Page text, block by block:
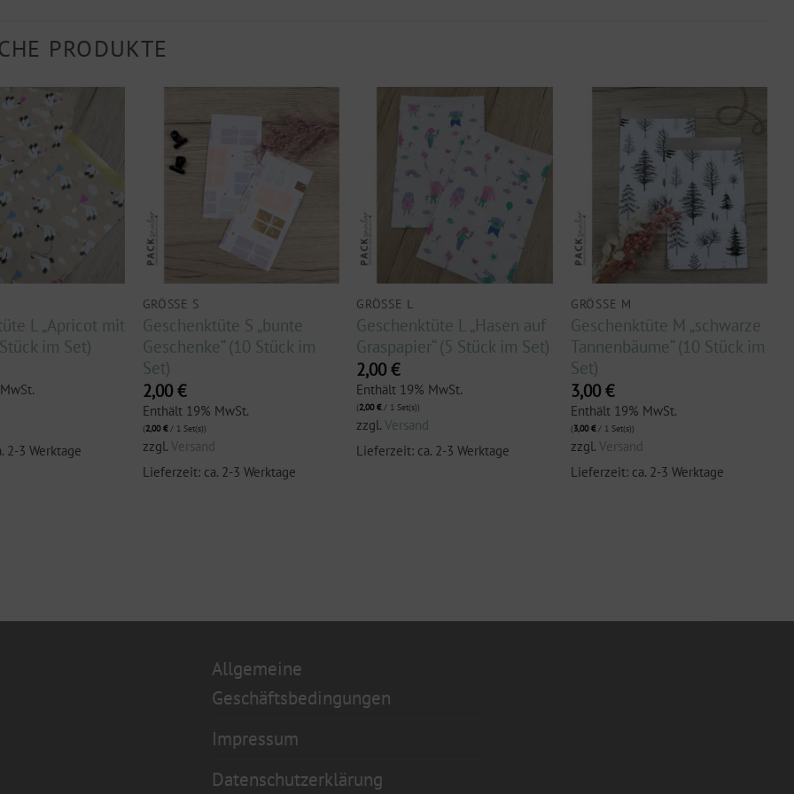
PRODUKTE
L „Apricot mit
im Set)
2-3 Werktage
GRÖSSE S
Geschenktüte S „bunte
Geschenke“ (10 Stück im
Set)
2,00 €
Enthält 19% MwSt.
(2,00€/ 1 Set(s))
zzgl. Versand
Lieferzeit: ca. 2-3 Werktage
GRÖSSE L
Geschenktüte L „Hasen auf
Graspapier“ (5 Stück im Set)
2,00€
Enthält 19% MwSt.
(2,00€/ 1 Set(s))
zzgl.Versand
Lieferzeit: ca. 2-3 Werktage
GRÖSSE M
Geschenktüte M „schwarze
Tannenbäume“ (10 Stück im
Set)
3,00€
Enthält 19% MwSt.
(3,00€/ 1 Set(s))
zzgl.Versand
Lieferzeit: ca. 2-3 Werktage
Allgemeine
Geschäftsbedingungen
Impressum
Datenschutzerklärung